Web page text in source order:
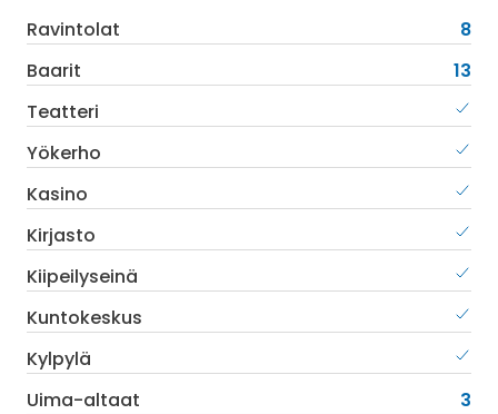
Ravintolat
8
Baarit
13
Teatteri
Yökerho
Kasino
Kirjasto
Kiipeilyseinä
Kuntokeskus
Kylpylä
Uima-altaat
3